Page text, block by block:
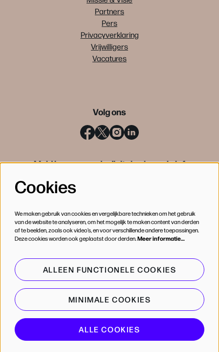
Partners
Pers
Privacyverklaring
Vrijwilligers
Vacatures
Volg ons
Meld je aan voor de digitale nieuwsbrief
Powered byCultureSuite
Cookies
We maken gebruik van cookies en vergelijkbare technieken om het gebruik
van de website te analyseren, om het mogelijk te maken content van derden
af te beelden, zoals ook video’s, en voor verschillende andere toepassingen.
Deze cookies worden ook geplaatst door derden.Meer informatie…
ALLEEN FUNCTIONELE COOKIES
MINIMALE COOKIES
ALLE COOKIES